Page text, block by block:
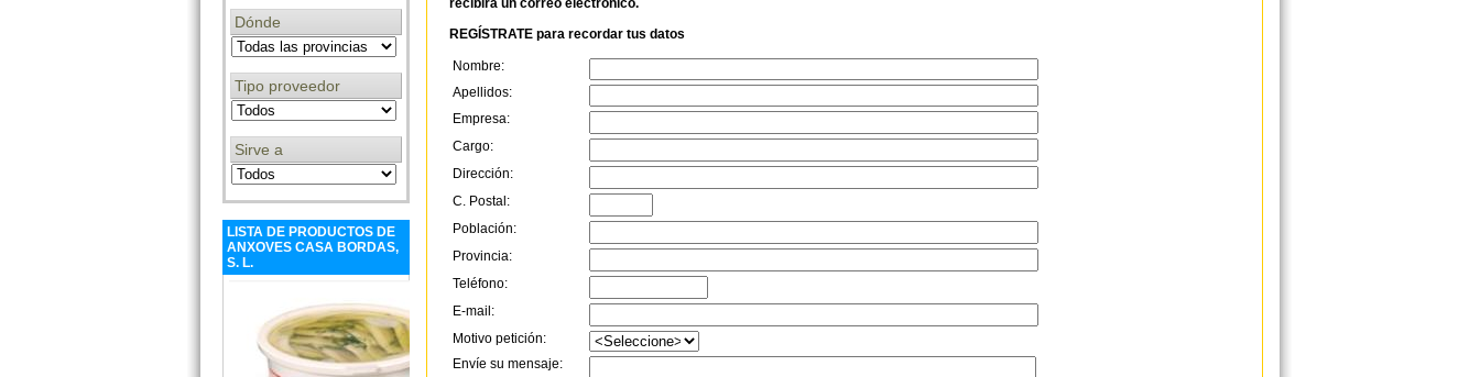
Dónde
Tipo proveedor
Sirve a
LISTA DE PRODUCTOS DE
ANXOVES CASA BORDAS,
S. L.
recibirá un correo electrónico.
REGÍSTRATE para recordar tus datos
Nombre:
Apellidos:
Empresa:
Cargo:
Dirección:
C. Postal:
Población:
Provincia:
Teléfono:
E-mail:
Motivo petición:
Envíe su mensaje: